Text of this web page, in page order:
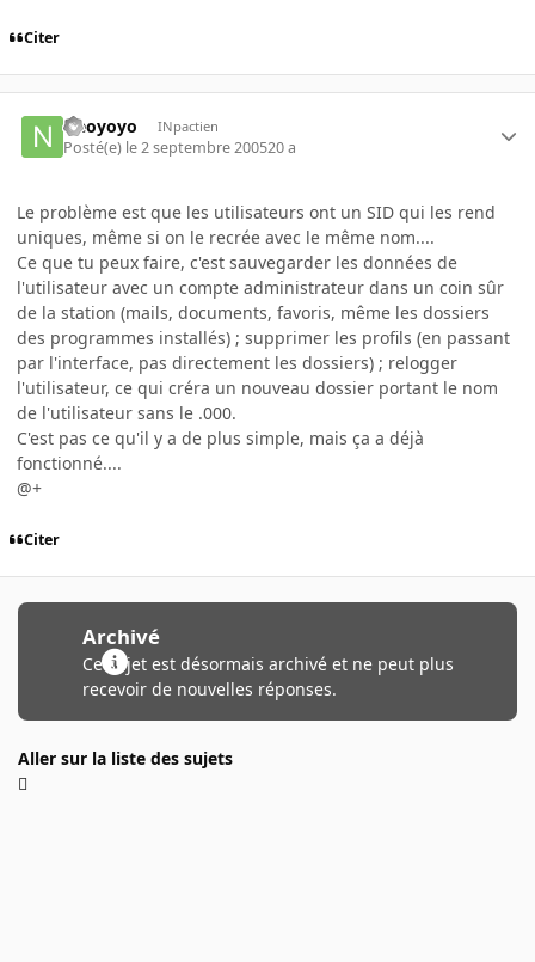
Citer
Neoyoyo INpactien
Posté(e) le 2 septembre 200520 a
Le problème est que les utilisateurs ont un SID qui les rend
uniques, même si on le recrée avec le même nom....
Ce que tu peux faire, c'est sauvegarder les données de
l'utilisateur avec un compte administrateur dans un coin sûr
de la station (mails, documents, favoris, même les dossiers
des programmes installés) ; supprimer les profils (en passant
par l'interface, pas directement les dossiers) ; relogger
l'utilisateur, ce qui créra un nouveau dossier portant le nom
de l'utilisateur sans le .000.
C'est pas ce qu'il y a de plus simple, mais ça a déjà
fonctionné....
@+
Citer
Archivé
Ce sujet est désormais archivé et ne peut plus
recevoir de nouvelles réponses.
Aller sur la liste des sujets